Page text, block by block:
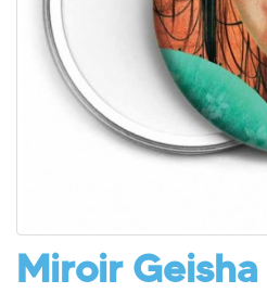
Miroir Geisha